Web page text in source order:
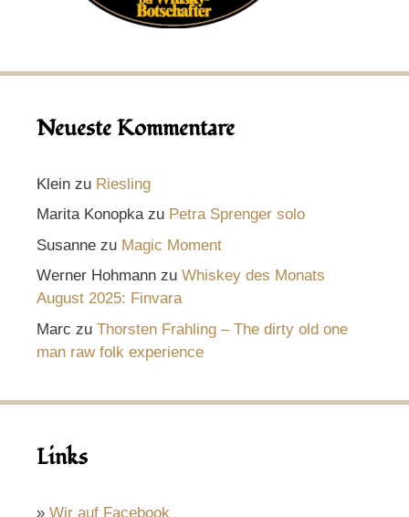
Neueste Kommentare
Klein zu Riesling
Marita Konopkazu Petra Sprenger solo
Susanne zu Magic Moment
Werner Hohmann zu Whiskey des Monats
August 2025: Finvara
Marc zu Thorsten Frahling – The dirty old one
man raw folk experience
Links
» Wir auf Facebook